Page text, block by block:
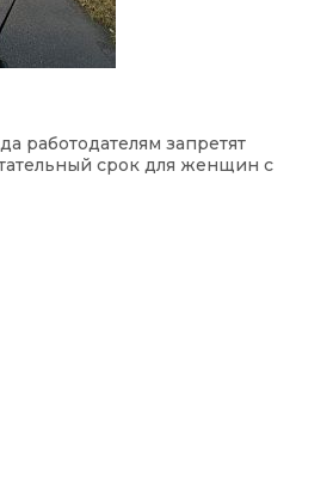
работодателям запретят
срок для женщин с